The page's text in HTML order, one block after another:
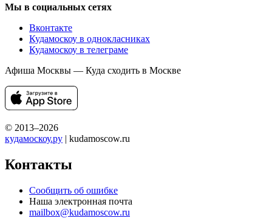
Мы в социальных сетях
Вконтакте
Кудамоскоу в однокласниках
Кудамоскоу в телеграме
Афиша Москвы — Куда сходить в Москве
© 2013–2026
кудамоскоу.ру | kudamoscow.ru
Контакты
Сообщить об ошибке
Наша электронная почта
mailbox@kudamoscow.ru